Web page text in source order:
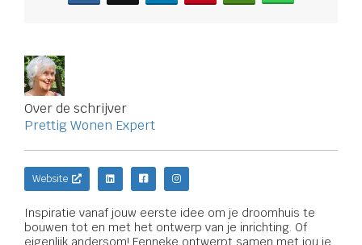
Over de schrijver
Prettig Wonen Expert
Website
Inspiratie vanaf jouw eerste idee om je droomhuis te
bouwen tot en met het ontwerp van je inrichting. Of
eigenlijk andersom! Fenneke ontwerpt samen met jou je